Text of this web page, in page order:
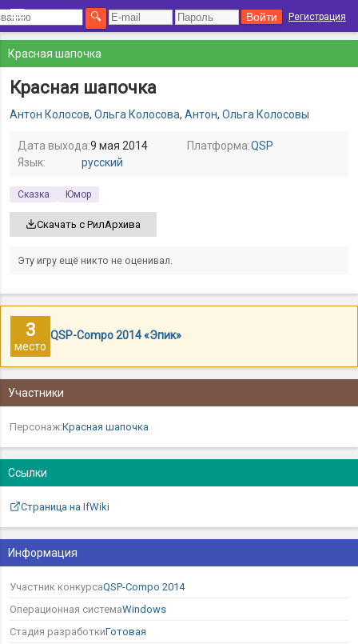
Регистрация
Красная шапочка
Красная шапочка
Антон Колосов, Ольга Колосова, Антон, Ольга Колосовы
Дата выхода:9 мая 2014 Платформа:QSP
Язык:
русский
Сказка Юмор
Скачать с РилАрхива
Эту игру ещё никто не оценивал.
3
место
QSP-Compo 2014 «Эпик»
Участники
Персонаж:Красная шапочка
Ссылки
Страница на IfWiki
Информация
Участник конкурсаQSP-Compo 2014
Операционная системаWindows
Стадия разработкиГотовая